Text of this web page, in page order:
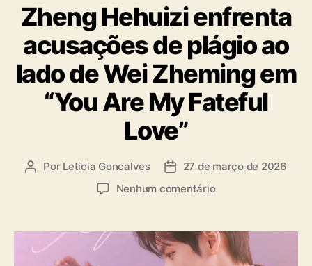
t
e
g
o
r
i
a
Zheng Hehuizi enfrenta
acusações de plágio ao
lado de Wei Zheming em
“You Are My Fateful
Love”
A
r
Por Leticia Goncalves
D
d
e
p
27 de março de 2026
Nenhum comentárioe
h
e